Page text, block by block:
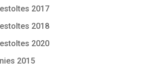
2017
2018
2020
2015